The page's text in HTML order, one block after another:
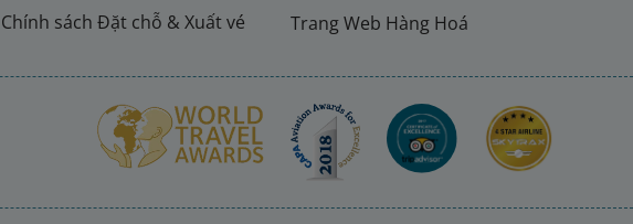
Chính sách Đặt chỗ & Xuất vé Trang Web Hàng Hoá